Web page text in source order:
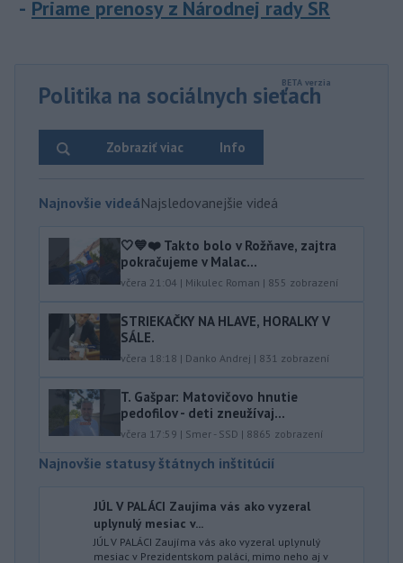
Priame prenosy z Národnej rady SR
Politika na sociálnych sieťach
Info
Zobraziť viac
Najnovšie videáNajsledovanejšie videá
🤍💙❤️ Takto bolo v Rožňave, zajtra
pokračujeme v Malac...
včera 21:04 | Mikulec Roman | 855 zobrazení
STRIEKAČKY NA HLAVE, HORALKY V
SÁLE.
včera 18:18 | Danko Andrej | 831 zobrazení
T. Gašpar: Matovičovo hnutie
pedofilov - deti zneužívaj...
včera 17:59 | Smer - SSD | 8865 zobrazení
Najnovšie statusy štátnych inštitúcií
JÚL V PALÁCI Zaujíma vás ako vyzeral
uplynulý mesiac v...
JÚL V PALÁCI Zaujíma vás ako vyzeral uplynulý
mesiac v Prezidentskom paláci, mimo neho aj v